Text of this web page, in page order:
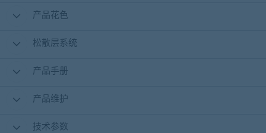
产品花色
松散层系统
产品手册
产品维护
技术参数